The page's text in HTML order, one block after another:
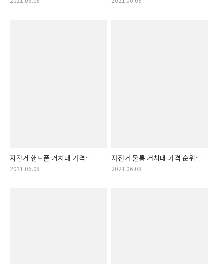
자전거 핸드폰 거치대 가격
순위 물품 추천 정보. 자전거
2021.06.08
자전거 물통 거치대 가격 순위
랭킹. 자전거 물통거치대 랭킹
2021.06.08